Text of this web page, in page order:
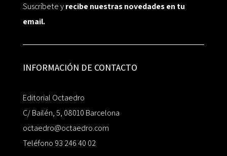
Suscríbete yrecibe nuestras novedades en tu
email.
INFORMACIÓN DE CONTACTO
Editorial Octaedro
C/ Bailén, 5, 08010 Barcelona
octaedro@octaedro.com
Teléfono 93 246 40 02